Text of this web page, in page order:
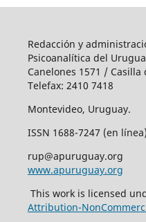
Redacción y
Psicoanalítica del
Canelones 1571 / Casilla
Telefax: 2410 7418
Montevideo, Uruguay.
ISSN 1688-7247 (en línea)
rup@apuruguay.org
www.apuruguay.org
This work is licensed
Attribution-